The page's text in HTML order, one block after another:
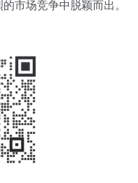
市场竞争中脱颖而出。